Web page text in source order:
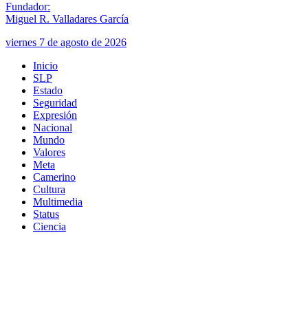
Fundador:
Miguel R. Valladares García
viernes 7 de agosto de 2026
Inicio
SLP
Estado
Seguridad
Expresión
Nacional
Mundo
Valores
Meta
Camerino
Cultura
Multimedia
Status
Ciencia